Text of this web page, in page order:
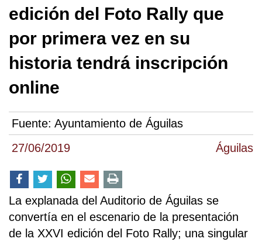
27/06/2019 Águilas
edición del Foto Rally que
por primera vez en su
historia tendrá inscripción
online
Fuente: Ayuntamiento de Águilas
La explanada del Auditorio de Águilas se
convertía en el escenario de la presentación
de la XXVI edición del Foto Rally; una singular